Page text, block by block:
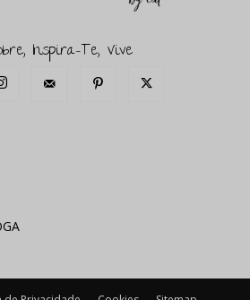
Inspira-Te, Vive